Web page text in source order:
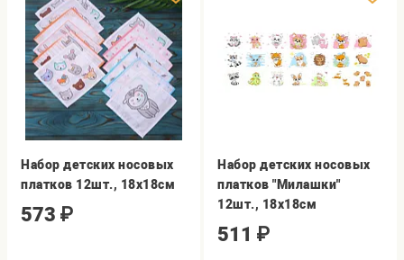
Набор детских носовых
платков 12шт., 18х18см
573 ₽
Набор детских носовых
платков "Милашки"
12шт., 18х18см
511 ₽